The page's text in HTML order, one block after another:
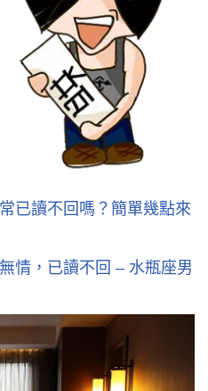
已讀不回嗎？簡單幾點來
情，已讀不回 – 水瓶座男